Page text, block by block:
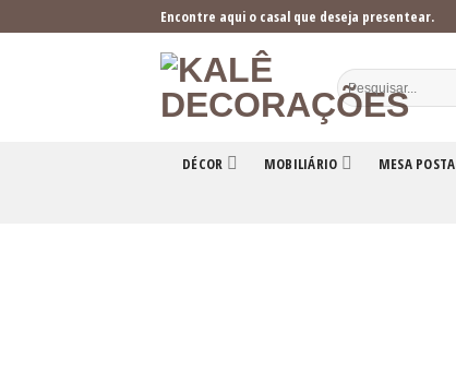
to
Encontre aqui o casal que deseja presentear.
DÉCOR MOBILIÁRIO MESA POSTA